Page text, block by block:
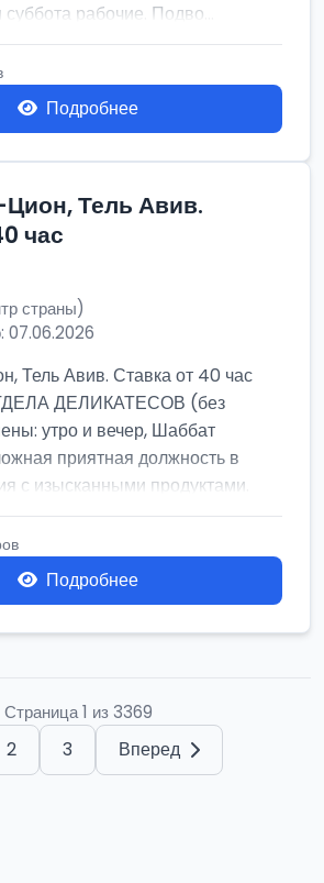
рабочие. Подво...
Подробнее
Тель Авив.
час
страны)
07.06.2026
Тель Авив. Ставка от 40 час
ДЕЛИКАТЕСОВ (без
утро и вечер, Шаббат
приятная должность в
с изысканными продуктами.
Подробнее
Страница 1 из 3369
2 3 Вперед